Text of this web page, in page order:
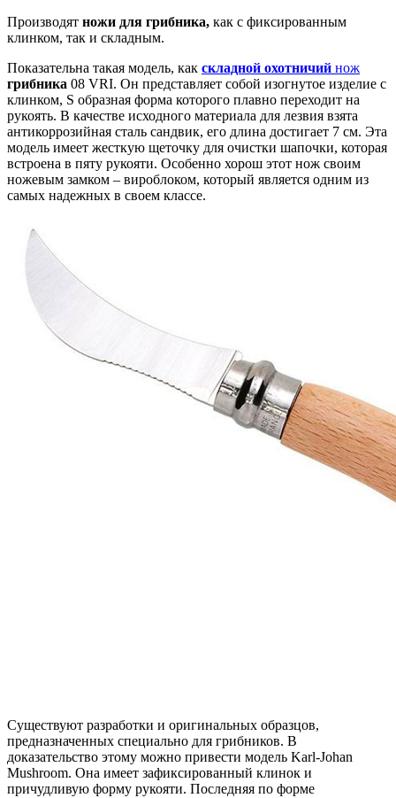
Производят ножи для грибника, как с фиксированным
клинком, так и складным.
Показательна такая модель, как складной охотничий нож
грибника 08 VRI. Он представляет собой изогнутое изделие с
клинком, S образная форма которого плавно переходит на
рукоять. В качестве исходного материала для лезвия взята
антикоррозийная сталь сандвик, его длина достигает 7 см. Эта
модель имеет жесткую щеточку для очистки шапочки, которая
встроена в пяту рукояти. Особенно хорош этот нож своим
ножевым замком – вироблоком, который является одним из
самых надежных в своем классе.
Существуют разработки и оригинальных образцов,
предназначенных специально для грибников. В
доказательство этому можно привести модель Karl-Johan
Mushroom. Она имеет зафиксированный клинок и
причудливую форму рукояти. Последняя по форме